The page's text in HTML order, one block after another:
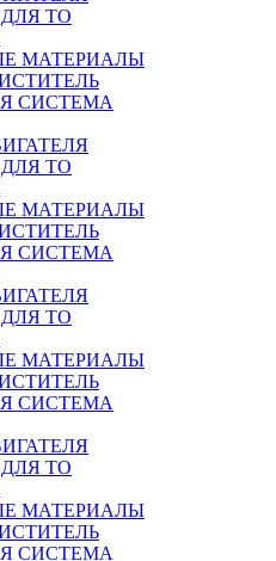
ТО
МАТЕРИАЛЫ
СИСТЕМА
ТО
МАТЕРИАЛЫ
СИСТЕМА
ТО
МАТЕРИАЛЫ
СИСТЕМА
ТО
МАТЕРИАЛЫ
СИСТЕМА